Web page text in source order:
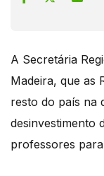
A Secretária
Madeira, que as
resto do país na
desinvestimento
professores